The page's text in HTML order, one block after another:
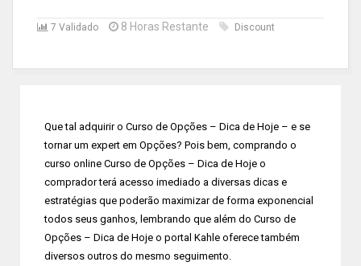
7 Validado 8 Horas Restante Discount
Que tal adquirir o Curso de Opções – Dica de Hoje – e se
tornar um expert em Opções? Pois bem, comprando o
curso online Curso de Opções – Dica de Hoje o
comprador terá acesso imediado a diversas dicas e
estratégias que poderão maximizar de forma exponencial
todos seus ganhos, lembrando que além do Curso de
Opções – Dica de Hoje o portal Kahle oferece também
diversos outros do mesmo seguimento.